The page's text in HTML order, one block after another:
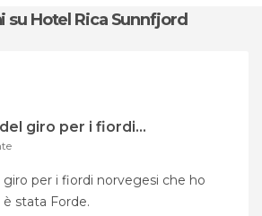
su Hotel Rica Sunnfjord
giro per i fiordi...
per i fiordi norvegesi che ho
stata Forde.